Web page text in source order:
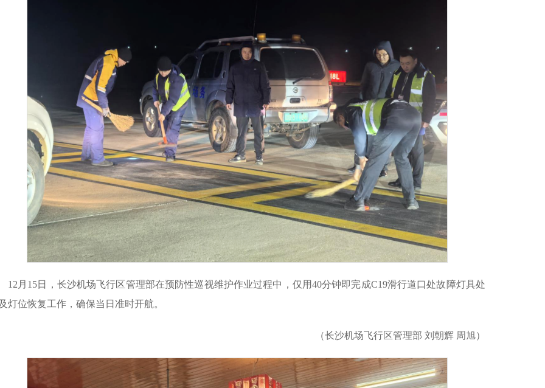
12月15日，长沙机场飞行区管理部在预防性巡视维护作业过程中，仅用40分钟即完成C19滑行道口处故障灯具处
灯位恢复工作，确保当日准时开航。
（长沙机场飞行区管理部 刘朝辉 周旭）